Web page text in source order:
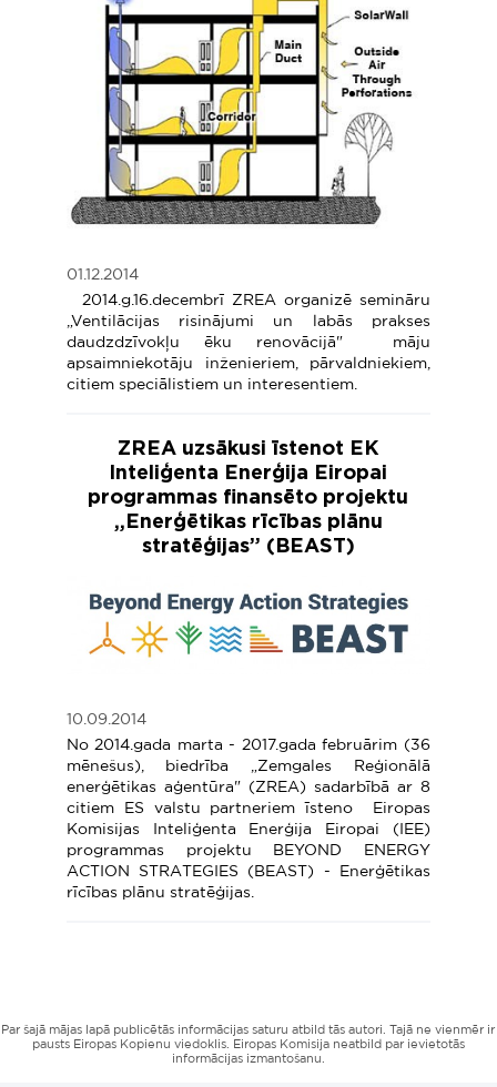
01.12.2014
2014.g.16.decembrī ZREA organizē semināru
„Ventilācijas risinājumi un labās prakses
daudzdzīvokļu ēku renovācijā" māju
apsaimniekotāju inženieriem, pārvaldniekiem,
citiem speciālistiem un interesentiem.
ZREA uzsākusi īstenot EK
Inteliģenta Enerģija Eiropai
programmas finansēto projektu
„Enerģētikas rīcības plānu
stratēģijas” (BEAST)
10.09.2014
No 2014.gada marta - 2017.gada februārim (36
mēnešus), biedrība „Zemgales Reģionālā
enerģētikas aģentūra" (ZREA) sadarbībā ar 8
citiem ES valstu partneriem īsteno Eiropas
Komisijas Inteliģenta Enerģija Eiropai (IEE)
programmas projektu BEYOND ENERGY
ACTION STRATEGIES (BEAST) - Enerģētikas
rīcības plānu stratēģijas.
Par šajā mājas lapā publicētās informācijas saturu atbild tās autori. Tajā ne vienmēr ir
pausts Eiropas Kopienu viedoklis. Eiropas Komisija neatbild par ievietotās
informācijas izmantošanu.